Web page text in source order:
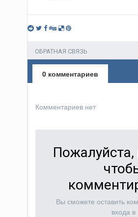
ОБРАТНАЯ СВЯЗЬ
0 комментариев
Комментариев нет
Пожалуйста,
Вы сможете оставить
входа в